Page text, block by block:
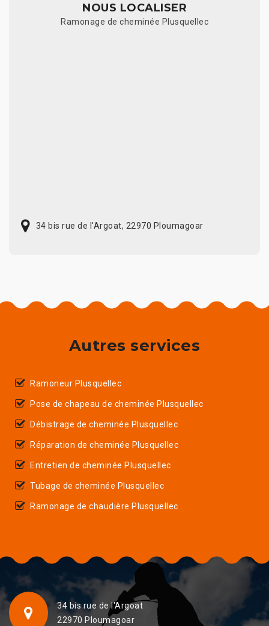
NOUS LOCALISER
Ramonage de cheminée Plusquellec
34 bis rue de l'Argoat, 22970 Ploumagoar
Autres services
Ramoneur Plusquellec
Pose de chapeau de cheminée Plusquellec
Débistrage de cheminée Plusquellec
Réparation de cheminée Plusquellec
Entretien de cheminée Plusquellec
Tubage de cheminée Plusquellec
Ramonage de chaudière Plusquellec
34 bis rue de l'Argoat
22970 Ploumagoar